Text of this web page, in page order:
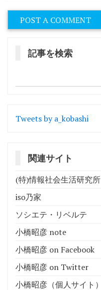
記事を検索
Tweets by a_kobashi
関連サイト
(特)情報社会生活研究所
iso乃家
ソシエテ・リベルテ
小橋昭彦 note
小橋昭彦 on Facebook
小橋昭彦 on Twitter
小橋昭彦（個人サイト）